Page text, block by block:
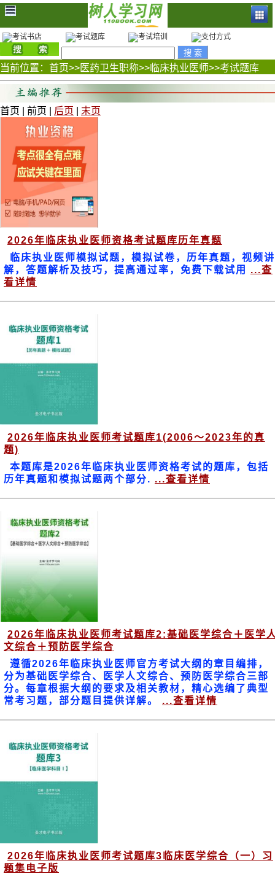
当前位置： 首页>>医药卫生职称>> 临床执业医师>>考试题库
首页 | 前页 | 后页 末页
2026年临床执业医师资格考试题库历年真题
临床执业医师模拟试题，模拟试卷，历年真题，视频讲
解，答题解析及技巧，提高通过率，免费下载试用
...查
看详情
2026年临床执业医师考试题库1(2006～2023年的真
题)
本题库是2026年临床执业医师资格考试的题库，包括
历年真题和模拟试题两个部分. ...查看详情
2026年临床执业医师考试题库2:基础医学综合＋医学
文综合＋预防医学综合
遵循2026年临床执业医师官方考试大纲的章目编排，
分为基础医学综合、医学人文综合、预防医学综合三部
分。每章根据大纲的要求及相关教材，精心选编了典型
常考习题，部分题目提供详解。
...查看详情
2026年临床执业医师考试题库3临床医学综合（一）习
题集电子版